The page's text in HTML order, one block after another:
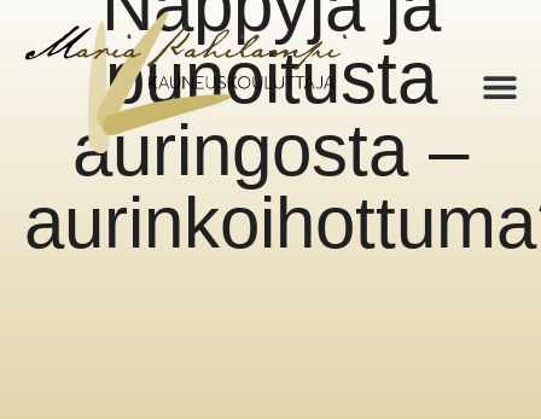
punoitusta
auringosta –